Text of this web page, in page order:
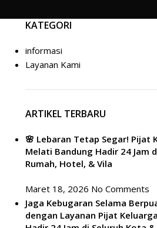
KATEGORI
informasi
Layanan Kami
ARTIKEL TERBARU
🌸 Lebaran Tetap Segar! Pijat
Melati Bandung Hadir 24 Jam
Rumah, Hotel, & Vila
Maret 18, 2026 No Comments
Jaga Kebugaran Selama
dengan Layanan Pijat